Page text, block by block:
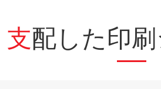
支配した印